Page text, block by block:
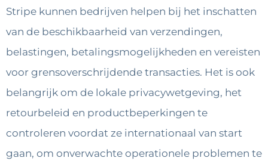
Stripe kunnen bedrijven helpen bij het inschatten
van de beschikbaarheid van verzendingen,
belastingen, betalingsmogelijkheden en vereisten
voor grensoverschrijdende transacties. Het is ook
belangrijk om de lokale privacywetgeving, het
retourbeleid en productbeperkingen te
controleren voordat ze internationaal van start
gaan, om onverwachte operationele problemen te